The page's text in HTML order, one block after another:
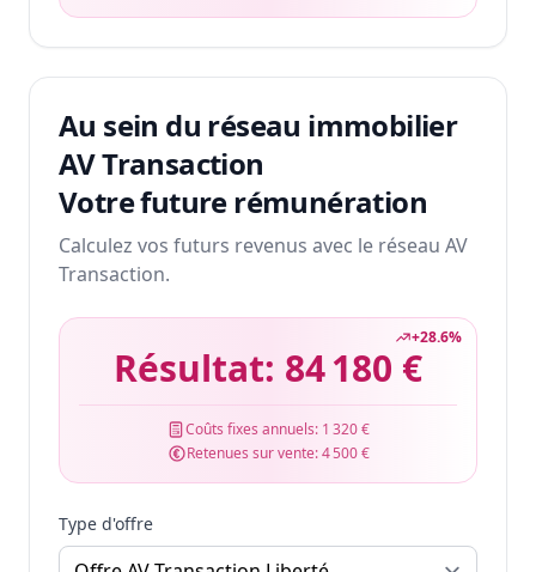
Au sein du réseau immobilier
AV Transaction
Votre future rémunération
Calculez vos futurs revenus avec le réseau AV
Transaction.
+28.6%
Résultat: 84 180 €
Coûts fixes annuels: 1 320 €
Retenues sur vente:4 500 €
Type d'offre